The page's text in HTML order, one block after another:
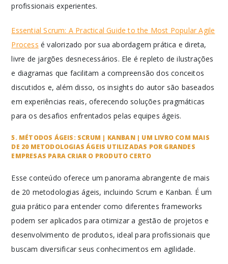
profissionais experientes.
Essential Scrum: A Practical Guide to the Most Popular Agile
Process é valorizado por sua abordagem prática e direta,
livre de jargões desnecessários. Ele é repleto de ilustrações
e diagramas que facilitam a compreensão dos conceitos
discutidos e, além disso, os insights do autor são baseados
em experiências reais, oferecendo soluções pragmáticas
para os desafios enfrentados pelas equipes ágeis.
5. MÉTODOS ÁGEIS: SCRUM | KANBAN | UM LIVRO COM MAIS
DE 20 METODOLOGIAS ÁGEIS UTILIZADAS POR GRANDES
EMPRESAS PARA CRIAR O PRODUTO CERTO
Esse conteúdo oferece um panorama abrangente de mais
de 20 metodologias ágeis, incluindo Scrum e Kanban. É um
guia prático para entender como diferentes frameworks
podem ser aplicados para otimizar a gestão de projetos e
desenvolvimento de produtos, ideal para profissionais que
buscam diversificar seus conhecimentos em agilidade.